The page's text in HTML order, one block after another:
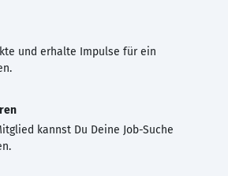
und erhalte Impulse für ein
kannst Du Deine Job-Suche